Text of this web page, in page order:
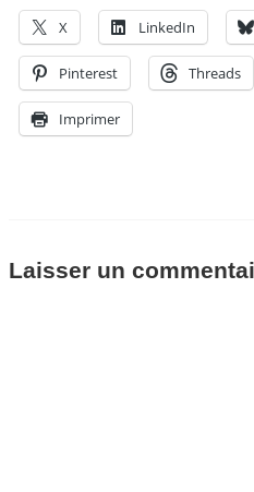
X LinkedIn
Pinterest Threads
Imprimer
Laisser un